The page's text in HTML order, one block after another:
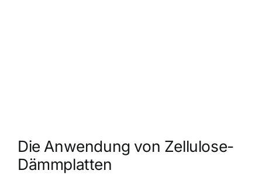
Die Anwendung von Zellulose-
Dämmplatten